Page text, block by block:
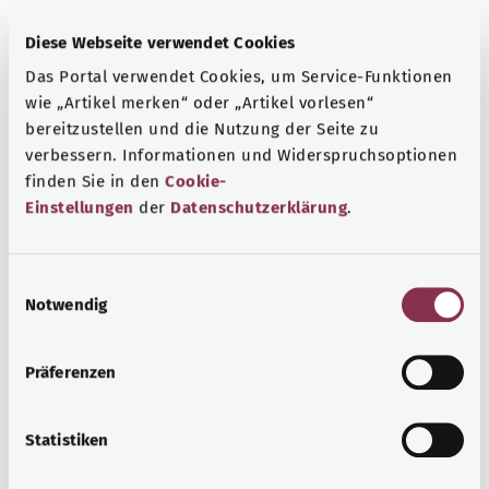
Diese Webseite verwendet Cookies
Das Portal verwendet Cookies, um Service-Funktionen
wie „Artikel merken“ oder „Artikel vorlesen“
bereitzustellen und die Nutzung der Seite zu
verbessern. Informationen und Widerspruchsoptionen
finden Sie in den Cookie-
Einstellungen der Datenschutzerklärung.
Notwendig
Präferenzen
Statistiken
Beratung und Hilfe
Eine Auswahl verschiedener Beratungs- und
Mehr erfahren